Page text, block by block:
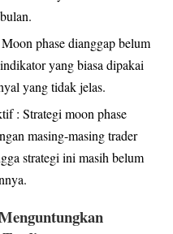
phase dianggap belum
yang biasa dipakai
yang tidak jelas.
: Strategi moon phase
masing-masing trader
strategi ini masih belum